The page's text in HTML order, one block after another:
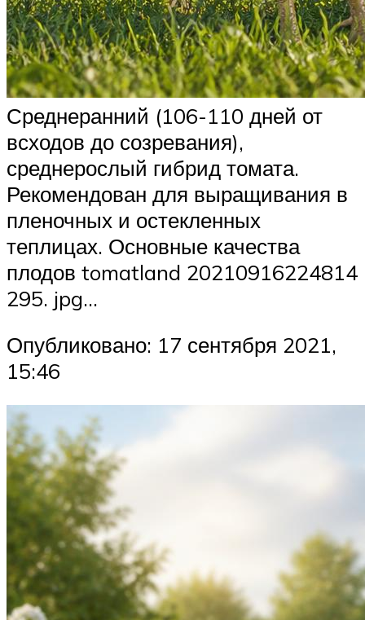
Среднеранний (106-110 дней от
всходов до созревания),
среднерослый гибрид томата.
Рекомендован для выращивания в
пленочных и остекленных
теплицах. Основные качества
плодов tomatland 20210916224814
295. jpg…
Опубликовано: 17 сентября 2021,
15:46